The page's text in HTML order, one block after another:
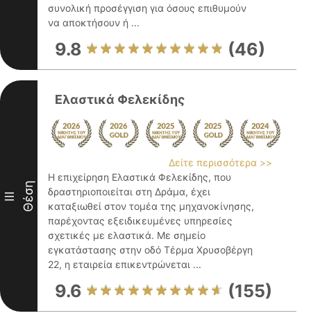
συνολική προσέγγιση για όσους επιθυμούν
να αποκτήσουν ή ...
9.8 (46)
III Θέση
Ελαστικά Φελεκίδης
Δείτε περισσότερα >>
Η επιχείρηση Ελαστικά Φελεκίδης, που
δραστηριοποιείται στη Δράμα, έχει
καταξιωθεί στον τομέα της μηχανοκίνησης,
παρέχοντας εξειδικευμένες υπηρεσίες
σχετικές με ελαστικά. Με σημείο
εγκατάστασης στην οδό Τέρμα Χρυσοβέργη
22, η εταιρεία επικεντρώνεται ...
9.6 (155)